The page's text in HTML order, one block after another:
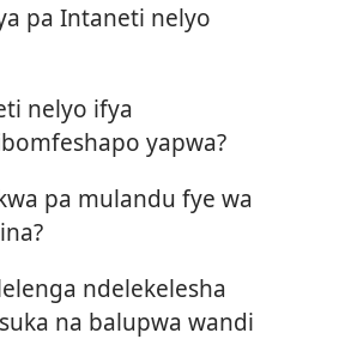
pa Intaneti nelyo
nelyo ifya
yapwa?
pa mulandu fye wa
ndelekelesha
na balupwa wandi